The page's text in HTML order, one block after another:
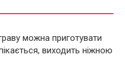
можна приготувати
виходить ніжною